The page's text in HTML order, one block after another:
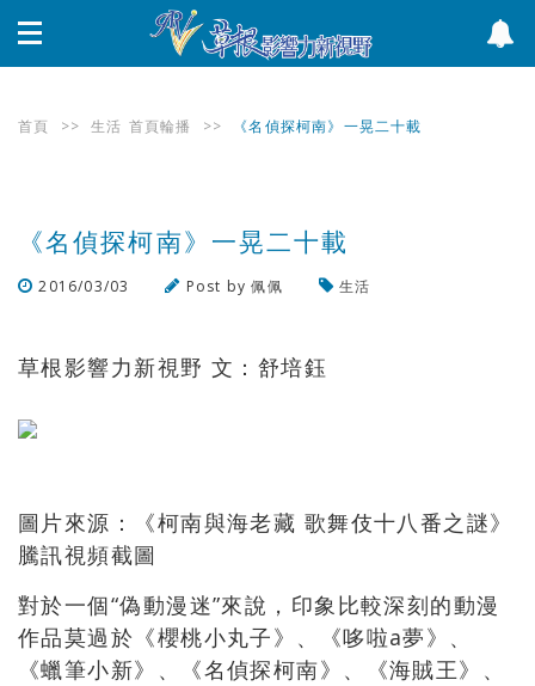
首頁 >> 生活 首頁輪播 >> 《名偵探柯南》一晃二十載
《名偵探柯南》一晃二十載
2016/03/03 Post by佩佩
生活
草根影響力新視野 文：舒培鈺
圖片來源：《柯南與海老藏 歌舞伎十八番之謎》
騰訊視頻截圖
對於一個“偽動漫迷”來說，印象比較深刻的動漫
作品莫過於《櫻桃小丸子》、《哆啦a夢》、
《蠟筆小新》、《名偵探柯南》、《海賊王》、